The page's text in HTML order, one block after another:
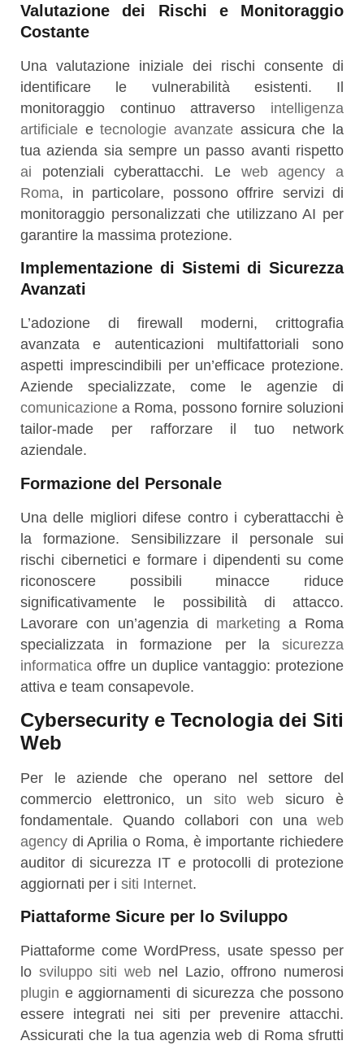
Valutazione dei Rischi e Monitoraggio
Costante
Una valutazione iniziale dei rischi consente di
identificare le vulnerabilità esistenti. Il
monitoraggio continuo attraverso intelligenza
artificiale etecnologie avanzate assicura che la
tua azienda sia sempre un passo avanti rispetto
ai potenziali cyberattacchi. Le web agency a
Roma, in particolare, possono offrire servizi di
monitoraggio personalizzati che utilizzano AI per
garantire la massima protezione.
Implementazione di Sistemi di Sicurezza
Avanzati
L’adozione di firewall moderni, crittografia
avanzata e autenticazioni multifattoriali sono
aspetti imprescindibili per un’efficace protezione.
Aziende specializzate, come le agenzie di
comunicazione a Roma, possono fornire soluzioni
tailor-made per rafforzare il tuo network
aziendale.
Formazione del Personale
Una delle migliori difese contro i cyberattacchi è
la formazione. Sensibilizzare il personale sui
rischi cibernetici e formare i dipendenti su come
riconoscere possibili minacce riduce
significativamente le possibilità di attacco.
Lavorare con un’agenzia di marketing a Roma
specializzata in formazione per la sicurezza
informatica offre un duplice vantaggio: protezione
attiva e team consapevole.
Cybersecurity e Tecnologia dei Siti
Web
Per le aziende che operano nel settore del
commercio elettronico, un sito web sicuro è
fondamentale. Quando collabori con una web
agency di Aprilia o Roma, è importante richiedere
auditor di sicurezza IT e protocolli di protezione
aggiornati per i siti Internet.
Piattaforme Sicure per lo Sviluppo
Piattaforme come WordPress, usate spesso per
lo sviluppo siti web nel Lazio, offrono numerosi
plugin e aggiornamenti di sicurezza che possono
essere integrati nei siti per prevenire attacchi.
Assicurati che la tua agenzia web di Roma sfrutti